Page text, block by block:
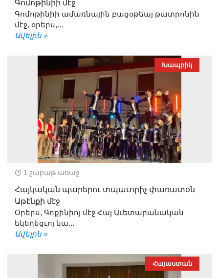
Գոմոթինիի մէջ
Գոմոթինիի ամառնային բացօթեայ թատրոնին
մէջ, օրերս,...
Ավելին »
Խապրիկ
1 շաբաթ առաջ
Հայկական պարերու տպաւորիչ փառատօն
Աթէնքի մէջ
Օրերս, Գոքինիոյ մէջ Հայ Աւետարանական
եկեղեցւոյ կա...
Ավելին »
Հայաստան